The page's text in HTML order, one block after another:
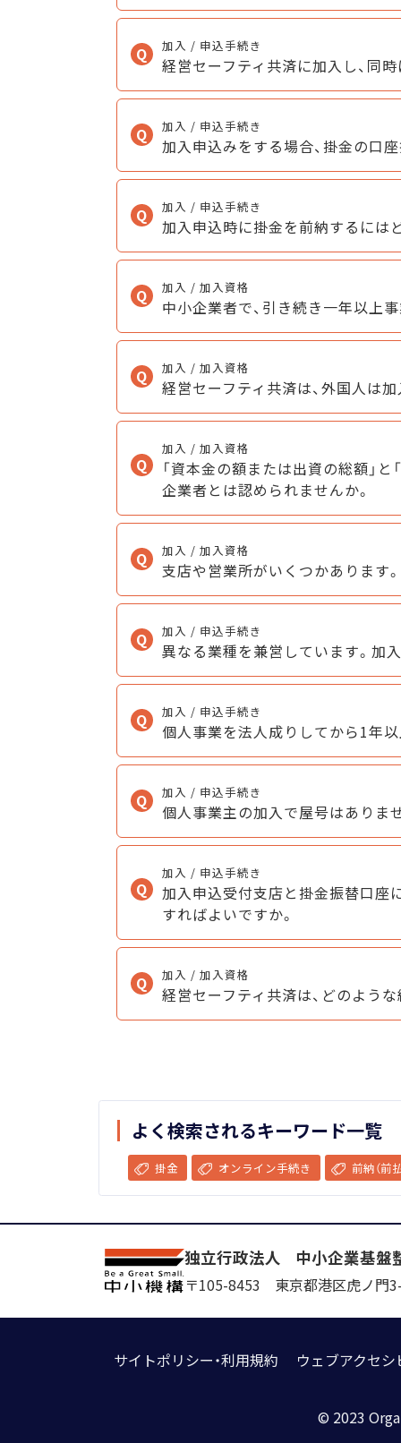
加入 / 申込手続き
経営セーフティ共済に加入し、同
加入 / 申込手続き
加入申込みをする場合、掛金の口
加入 / 申込手続き
加入申込時に掛金を前納するには
加入 / 加入資格
中小企業者で、引き続き一年以上
加入 / 加入資格
経営セーフティ共済は、外国人は
加入 / 加入資格
「資本金の額または出資の総額」
企業者とは認められませんか。
加入 / 加入資格
支店や営業所がいくつかあります
加入 / 申込手続き
異なる業種を兼営しています。加
加入 / 申込手続き
個人事業を法人成りしてから1年
加入 / 申込手続き
個人事業主の加入で屋号はありま
加入 / 申込手続き
加入申込受付支店と掛金振替口座
すればよいですか。
加入 / 加入資格
経営セーフティ共済は、どのよう
よく検索されるキーワード一覧
掛金 オンライン手続き 前納（前
独立行政法人 中小企業基盤
〒105-8453 東京都港区虎ノ門
サイトポリシー・利用規約 ウェブアクセシ
© 2023